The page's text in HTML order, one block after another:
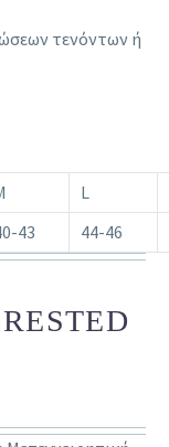
τενόντων ή
L
43 44-46